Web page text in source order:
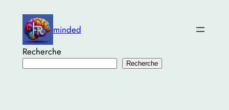
contenu
minded
Recherche
Recherche